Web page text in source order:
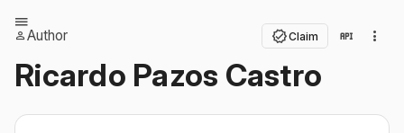
Author Claim
Ricardo Pazos Castro